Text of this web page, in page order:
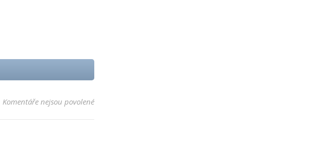
Komentáře nejsou povolenéu textu s názvem Škoda Elroq 2026 (2)